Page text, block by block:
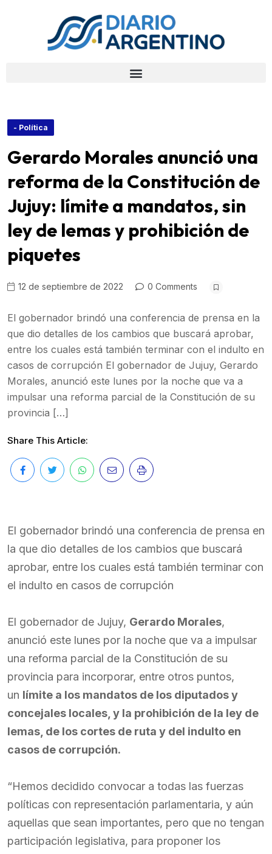
- Política
Gerardo Morales anunció una
reforma de la Constitución de
Jujuy: límite a mandatos, sin
ley de lemas y prohibición de
piquetes
12 de septiembre de 2022 0 Comments
El gobernador brindó una conferencia de prensa en la
que dio detalles de los cambios que buscará aprobar,
entre los cuales está también terminar con el indulto en
casos de corrupción El gobernador de Jujuy, Gerardo
Morales, anunció este lunes por la noche que va a
impulsar una reforma parcial de la Constitución de su
provincia […]
Share This Article:
El gobernador brindó una conferencia de prensa en
la que dio detalles de los cambios que buscará
aprobar, entre los cuales está también terminar con
el indulto en casos de corrupción
El gobernador de Jujuy, Gerardo Morales,
anunció este lunes por la noche que va a impulsar
una reforma parcial de la Constitución de su
provincia para incorporar, entre otros puntos,
un límite a los mandatos de los diputados y
concejales locales, y la prohibición de la ley de
lemas, de los cortes de ruta y del indulto en
casos de corrupción.
“Hemos decidido convocar a todas las fuerzas
políticas con representación parlamentaria, y aún
aquellas que sean importantes, pero que no tengan
participación legislativa, para proponer los